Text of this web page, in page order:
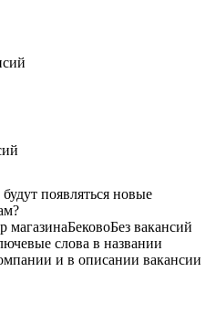
появляться новые
магазинаБековоБез вакансий
слова в названии
и в описании вакансии